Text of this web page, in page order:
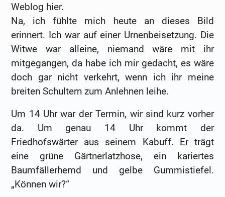
Weblog hier.
Na, ich fühlte mich heute an dieses Bild
erinnert. Ich war auf einer Urnenbeisetzung. Die
Witwe war alleine, niemand wäre mit ihr
mitgegangen, da habe ich mir gedacht, es wäre
doch gar nicht verkehrt, wenn ich ihr meine
breiten Schultern zum Anlehnen leihe.
Um 14 Uhr war der Termin, wir sind kurz vorher
da. Um genau 14 Uhr kommt der
Friedhofswärter aus seinem Kabuff. Er trägt
eine grüne Gärtnerlatzhose, ein kariertes
Baumfällerhemd und gelbe Gummistiefel.
„Können wir?“